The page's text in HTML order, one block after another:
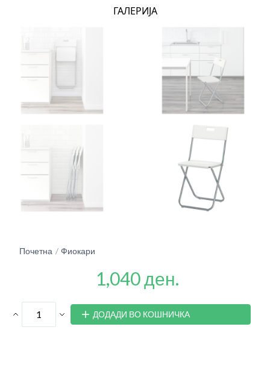
ГАЛЕРИЈА
Почетна Фиокари
1,040 ден.
ДОДАДИ ВО КОШНИЧКА